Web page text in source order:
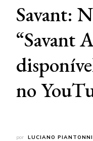
Savant:
“Savant
no
por LUCIANO PIANTONNI